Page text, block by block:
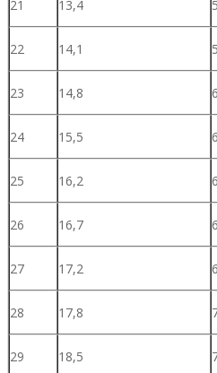
21 13,4
22 14,1
23 14,8
24 15,5
25 16,2
26 16,7
27 17,2
28 17,8
29 18,5